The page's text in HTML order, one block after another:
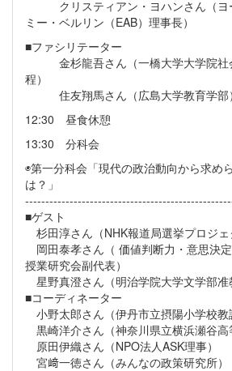
クリスティアン・ヨハンさん（ヨ
ミー・ベルリン（EAB）理事長）
■ファシリテーター
金杉龍吾さん（一橋大学大学院社
程）
住友翔馬さん（広島大学教育学部）
12:30 昼食休憩
13:30 分科会
◉第一分科会「現代の政治動向から求め
は？」
■ゲスト
杉田淳さん（NHK報道局選挙プロジェ
岡田泰孝さん（ 価値判断力・意思決
授業研究会副代表）
星野真澄さん（明治学院大学文学部准
■コーディネーター
小野太郎さん（伊丹市立摂陽小学校教
黒崎洋介さん（神奈川県立横浜瀬谷高
原田伊織さん（NPO法人ASK理事）
宮﨑一徳さん（みんなの政策研究所）